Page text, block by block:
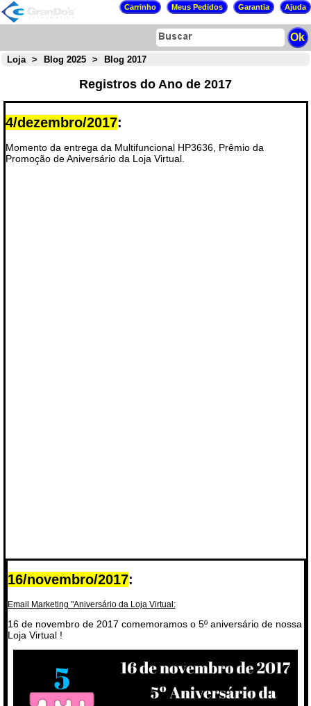
Loja > Blog 2025 > Blog 2017
Registros do Ano de 2017
4/dezembro/2017:
Momento da entrega da Multifuncional HP3636, Prêmio da
Promoção de Aniversário da Loja Virtual.
16/novembro/2017:
Email Marketing "Aniversário da Loja Virtual:
16 de novembro de 2017 comemoramos o 5º aniversário de nossa
Loja Virtual !